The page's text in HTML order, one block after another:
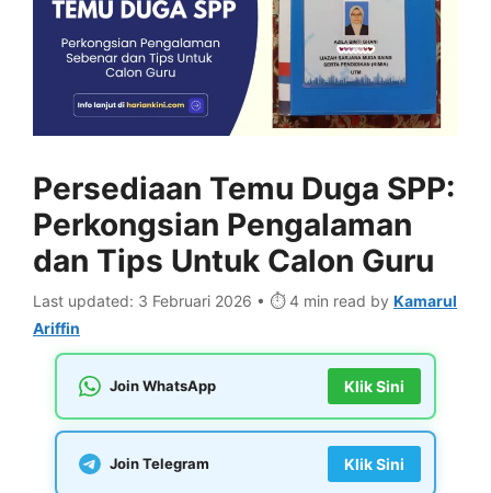
Persediaan Temu Duga SPP:
Perkongsian Pengalaman
dan Tips Untuk Calon Guru
Last updated: 3 Februari 2026 • ⏱️ 4 min read by Kamarul
Ariffin
Join WhatsApp Klik Sini
Join Telegram Klik Sini